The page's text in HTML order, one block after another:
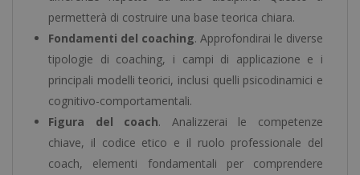
permetterà di costruire una base teorica chiara.
Fondamenti del coaching. Approfondirai le diverse
tipologie di coaching, i campi di applicazione e i
principali modelli teorici, inclusi quelli psicodinamici e
cognitivo-comportamentali.
Figura del coach. Analizzerai le competenze
chiave, il codice etico e il ruolo professionale del
coach, elementi fondamentali per comprendere